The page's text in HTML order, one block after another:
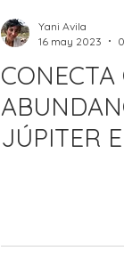
JÚPITER
Yani Avila
16 may 2023